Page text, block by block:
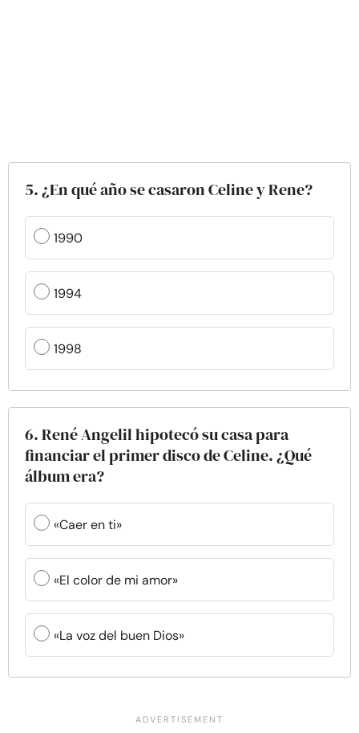
5. ¿En qué año se casaron Celine y Rene?
1990
1994
1998
6. René Angelil hipotecó su casa para
financiar el primer disco de Celine. ¿Qué
álbum era?
«Caer en ti»
«El color de mi amor»
«La voz del buen Dios»